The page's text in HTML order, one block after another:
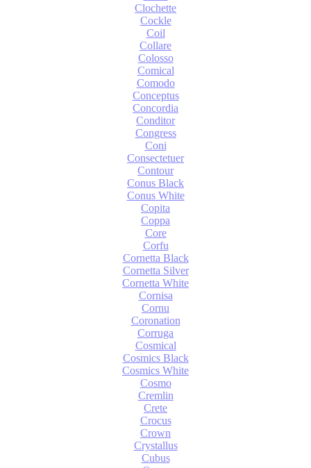
Clochette
Cockle
Coil
Collare
Colosso
Comical
Comodo
Conceptus
Concordia
Conditor
Congress
Coni
Consectetuer
Contour
Conus Black
Conus White
Copita
Coppa
Core
Corfu
Cornetta Black
Cornetta Silver
Cornetta White
Cornisa
Cornu
Coronation
Corruga
Cosmical
Cosmics Black
Cosmics White
Cosmo
Cremlin
Crete
Crocus
Crown
Crystallus
Cubus